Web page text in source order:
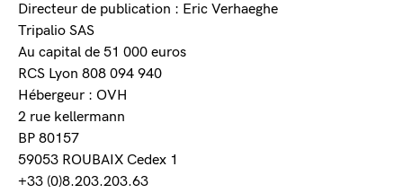
Directeur de publication : Eric Verhaeghe
Tripalio SAS
Au capital de 51 000 euros
RCS Lyon 808 094 940
Hébergeur : OVH
2 rue kellermann
BP 80157
59053 ROUBAIX Cedex 1
+33 (0)8.203.203.63